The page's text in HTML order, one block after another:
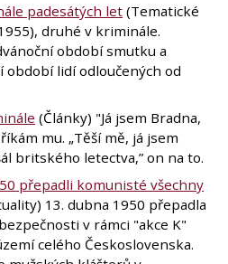
padesátých let (Tematické
druhé v kriminále.
období smutku a
lidí odloučených od
(Články) "Já jsem Bradna,
mu. „Těší mě, já jsem
britského letectva,” on na to.
přepadli komunisté všechny
13. dubna 1950 přepadla
v rámci "akce K"
celého Československa.